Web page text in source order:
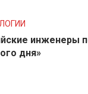
инженеры
дня»